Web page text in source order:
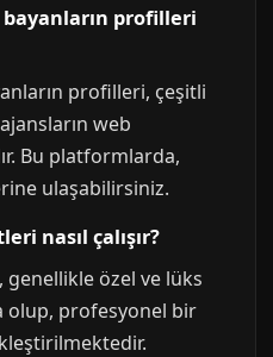
bayanların profilleri
profilleri, çeşitli
web
Bu platformlarda,
ulaşabilirsiniz.
nasıl çalışır?
özel ve lüks
profesyonel bir